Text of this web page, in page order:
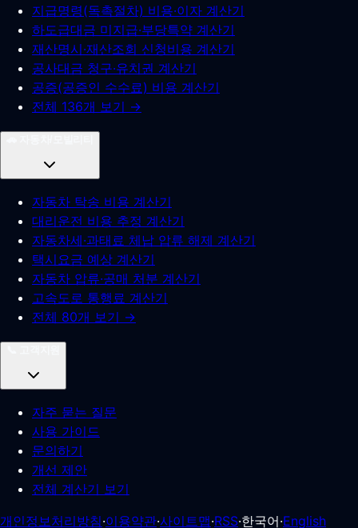
지급명령(독촉절차) 비용·이자 계산기
하도급대금 미지급·부당특약 계산기
재산명시·재산조회 신청비용 계산기
공사대금 청구·유치권 계산기
공증(공증인 수수료) 비용 계산기
전체 136개 보기 →
자동차 탁송 비용 계산기
대리운전 비용 추정 계산기
자동차세·과태료 체납 압류 해제 계산기
택시요금 예상 계산기
자동차 압류·공매 처분 계산기
고속도로 통행료 계산기
전체 80개 보기 →
자주 묻는 질문
사용 가이드
문의하기
개선 제안
전체 계산기 보기
개인정보처리방침·이용약관·사이트맵·RSS·한국어·English